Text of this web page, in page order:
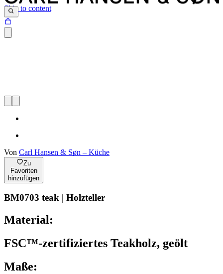
Skip to content
Von Carl Hansen & Søn – Küche
Zu
Favoriten
hinzufügen
BM0703 teak | Holzteller
Material:
FSC™-zertifiziertes Teakholz, geölt
Maße: